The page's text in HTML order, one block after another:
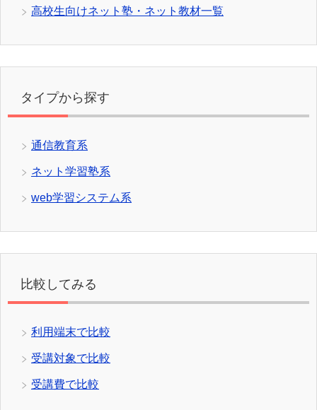
高校生向けネット塾・ネット教材一覧
タイプから探す
通信教育系
ネット学習塾系
web学習システム系
比較してみる
利用端末で比較
受講対象で比較
受講費で比較